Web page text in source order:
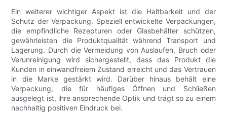
Ein weiterer wichtiger Aspekt ist die Haltbarkeit und der
Schutz der Verpackung. Speziell entwickelte Verpackungen,
die empfindliche Rezepturen oder Glasbehälter schützen,
gewährleisten die Produktqualität während Transport und
Lagerung. Durch die Vermeidung von Auslaufen, Bruch oder
Verunreinigung wird sichergestellt, dass das Produkt die
Kunden in einwandfreiem Zustand erreicht und das Vertrauen
in die Marke gestärkt wird. Darüber hinaus behält eine
Verpackung, die für häufiges Öffnen und Schließen
ausgelegt ist, ihre ansprechende Optik und trägt so zu einem
nachhaltig positiven Eindruck bei.